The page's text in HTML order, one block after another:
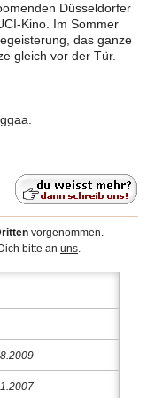
Düsseldorfer
Kino. Im Sommer
das ganze
gleich vor der Tür.
vorgenommen.
bitte an uns.